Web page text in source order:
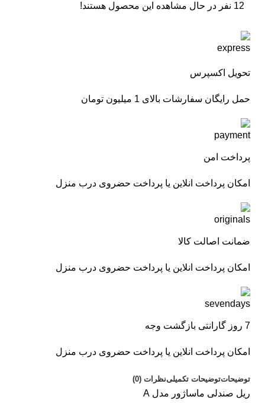
12 نفر در حال مشاهده این محصول هستند!
تحویل اکسپرس
حمل رایگان سفارشات بالای 1 میلیون تومان
پرداخت امن
امکان پرداخت انلاین یا پرداخت حضروی درب منزل
ضمانت اصالت کالا
امکان پرداخت انلاین یا پرداخت حضروی درب منزل
7 روز گارانتی بازگشت وجه
امکان پرداخت انلاین یا پرداخت حضروی درب منزل
توضیحاتتوضیحات تکمیلینظرات (0)
ریل صندلی ماساژور مدل A